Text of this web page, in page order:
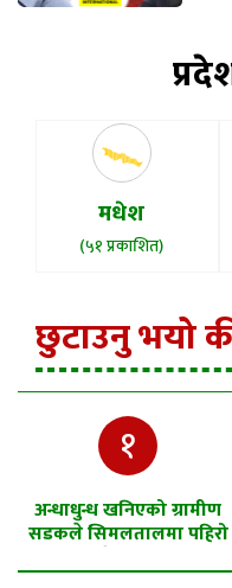
मधेश
(५१ प्रकाशित)
छुटाउनु भयो
१
अन्धाधुन्ध खनिएको ग्रामीण
सडकले सिमलतालमा पहिरो
खसेको शंका